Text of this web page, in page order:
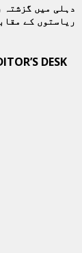
دہلی میں گزشتہ
ریاستوں کے
DESK